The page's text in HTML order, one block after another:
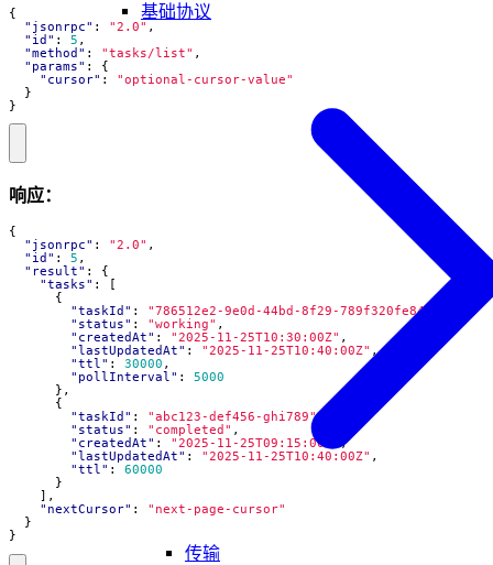
基础协议
传输
{
"jsonrpc" : "2.0" ,
"id" : 5 ,
"method" : "tasks/list" ,
"params" :
{
"cursor" :
"optional-cursor-value"
}
}
响应：
{
"jsonrpc" : "2.0" ,
"id" : 5 ,
"result" :
{
"tasks" :
{
"taskId" : "786512e2-9e0d-44bd-8f29-789f320fe840"
"status" : "working" ,
"createdAt" : "2025-11-25T10:30:00Z" ,
"lastUpdatedAt" : "2025-11-25T10:40:00Z" ,
"ttl" : 30000 ,
"pollInterval" :
5000
},
{
"taskId" : "abc123-def456-ghi789",
"status" : "completed" ,
"createdAt" : "2025-11-25T09:15:00Z" ,
"lastUpdatedAt" : "2025-11-25T10:40:00Z" ,
"ttl" :
60000
}
],
"nextCursor" :
"next-page-cursor"
}
}